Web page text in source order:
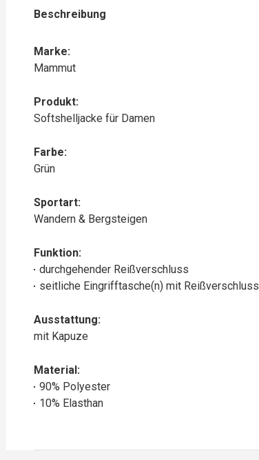
Beschreibung
Marke:
Mammut
Produkt:
Softshelljacke für Damen
Farbe:
Grün
Sportart:
Wandern & Bergsteigen
Funktion:
durchgehender Reißverschluss
seitliche Eingrifftasche(n) mit Reißverschluss
Ausstattung:
mit Kapuze
Material:
90% Polyester
10% Elasthan